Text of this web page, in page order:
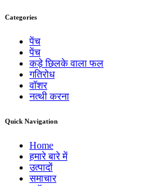
Categories
पेंच
पेंच
कड़े छिलके वाला फल
गतिरोध
वॉशर
नत्थी करना
Quick Navigation
Home
हमारे बारे में
उत्पादों
समाचार